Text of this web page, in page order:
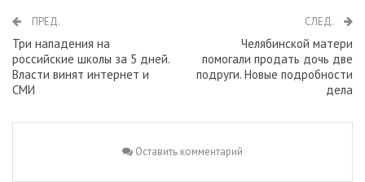
ПРЕД.
Три нападения на
российские школы за 5 дней.
Власти винят интернет и
СМИ
СЛЕД.
Челябинской матери
помогали продать дочь две
подруги. Новые подробности
дела
Оставить комментарий